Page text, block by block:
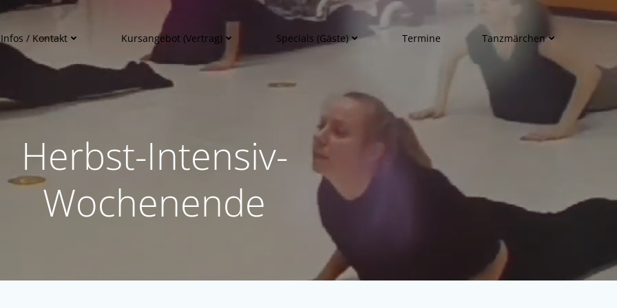
Infos / Kontakt Kursangebot (Vertrag) Specials (Gäste) Termine Tanzmärchen
Herbst-Intensiv-
Wochenende